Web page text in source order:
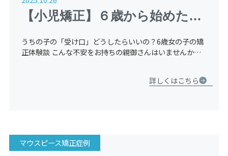
【小児矯正】６歳から始めた受
け口（反対咬合）の症例紹介
（経過観察中）
うちの子の「受け口」どうしたらいいの？6歳女の子の矯
正体験談 こんな不安をお持ちの親御さんはいませんか？
詳しくはこちら
マウスピース矯正症例